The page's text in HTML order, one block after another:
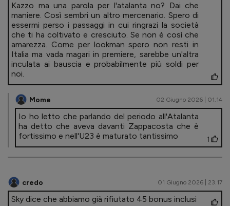
Kazzo ma una parola per l'atalanta no? Dai che
maniere. Così sembri un altro mercenario. Spero di
essermi perso i passaggi in cui ringrazi la società
che ti ha coltivato e cresciuto. Se non è così che
amarezza. Come per lookman spero non resti in
Italia ma vada magari in premiere, sarebbe un'altra
inculata ai bauscia e probabilmente più soldi per
noi.
Mome 02 Giugno 2026 | 01.14
Io ho letto che parlando del periodo all'Atalanta
ha detto che aveva davanti Zappacosta che è
fortissimo e nell'U23 è maturato tantissimo
1
credo 01 Giugno 2026 | 23.17
Sky dice che abbiamo già rifiutato 45 bonus inclusi